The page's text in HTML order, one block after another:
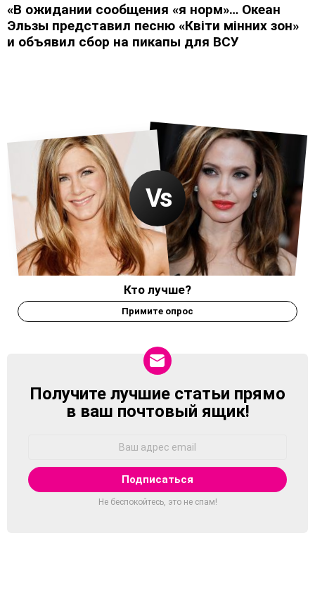
«В ожидании сообщения «я норм»… Океан
Эльзы представил песню «Квіти мінних зон»
и объявил сбор на пикапы для ВСУ
Кто лучше?
Примите опрос
NEWSLETTER
Получите лучшие статьи прямо
в ваш почтовый ящик!
Не беспокойтесь, это не спам!